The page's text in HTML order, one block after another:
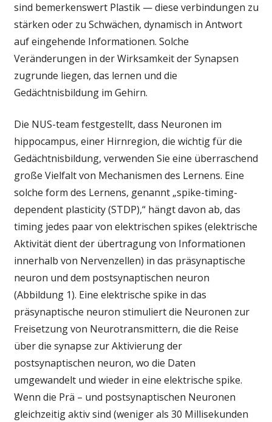
sind bemerkenswert Plastik — diese verbindungen zu
stärken oder zu Schwächen, dynamisch in Antwort
auf eingehende Informationen. Solche
Veränderungen in der Wirksamkeit der Synapsen
zugrunde liegen, das lernen und die
Gedächtnisbildung im Gehirn.
Die NUS-team festgestellt, dass Neuronen im
hippocampus, einer Hirnregion, die wichtig für die
Gedächtnisbildung, verwenden Sie eine überraschend
große Vielfalt von Mechanismen des Lernens. Eine
solche form des Lernens, genannt „spike-timing-
dependent plasticity (STDP),“ hängt davon ab, das
timing jedes paar von elektrischen spikes (elektrische
Aktivität dient der übertragung von Informationen
innerhalb von Nervenzellen) in das präsynaptische
neuron und dem postsynaptischen neuron
(Abbildung 1). Eine elektrische spike in das
präsynaptische neuron stimuliert die Neuronen zur
Freisetzung von Neurotransmittern, die die Reise
über die synapse zur Aktivierung der
postsynaptischen neuron, wo die Daten
umgewandelt und wieder in eine elektrische spike.
Wenn die Prä – und postsynaptischen Neuronen
gleichzeitig aktiv sind (weniger als 30 Millisekunden